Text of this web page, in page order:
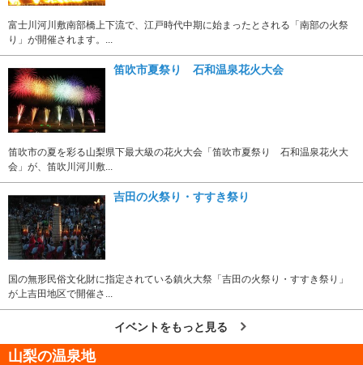
富士川河川敷南部橋上下流で、江戸時代中期に始まったとされる「南部の火祭
り」が開催されます。...
笛吹市夏祭り 石和温泉花火大会
笛吹市の夏を彩る山梨県下最大級の花火大会「笛吹市夏祭り 石和温泉花火大
会」が、笛吹川河川敷...
吉田の火祭り・すすき祭り
国の無形民俗文化財に指定されている鎮火大祭「吉田の火祭り・すすき祭り」
が上吉田地区で開催さ...
イベントをもっと見る
山梨の温泉地